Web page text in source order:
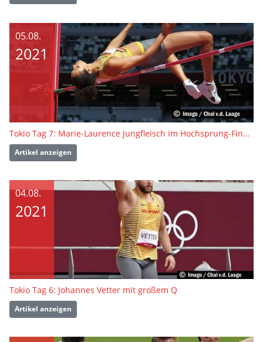
05.08.
2021
Tokio Tag 7: Marie-Laurence Jungfleisch im Hochsprung-Finale
Artikel anzeigen
04.08.
2021
Tokio Tag 6: Johannes Vetter mit großem Q
Artikel anzeigen